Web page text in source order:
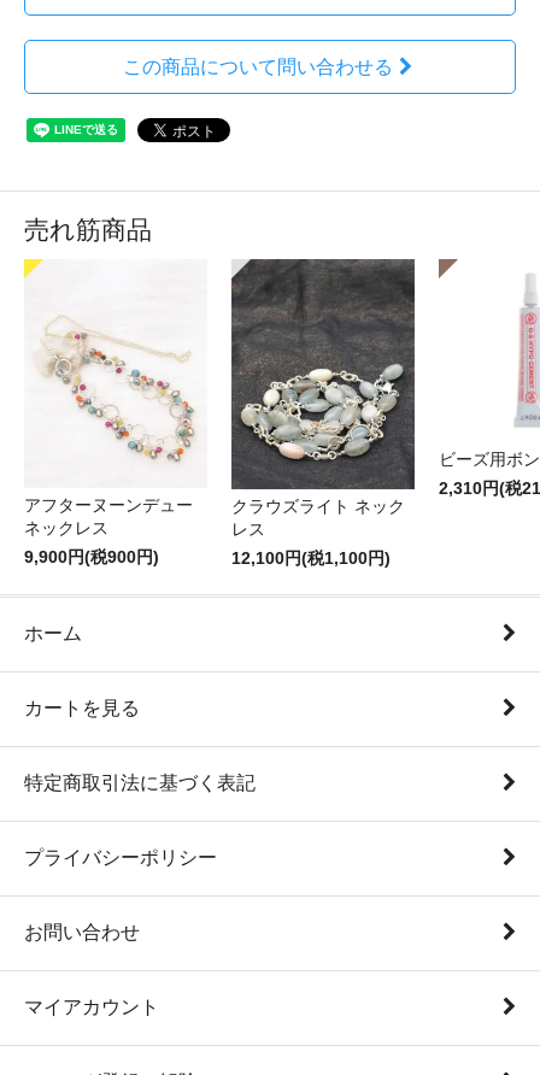
この商品について問い合わせる
売れ筋商品
アフターヌーンデュー
ネックレス
9,900円(税900円)
クラウズライト ネック
レス
12,100円(税1,100円)
ビーズ用ボ
2,310円(税
ホーム
カートを見る
特定商取引法に基づく表記
プライバシーポリシー
お問い合わせ
マイアカウント